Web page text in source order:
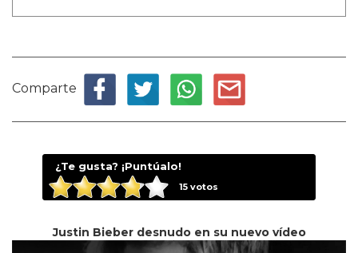
Comparte
¿Te gusta? ¡Puntúalo!
15votos
Justin Bieber desnudo en su nuevo vídeo